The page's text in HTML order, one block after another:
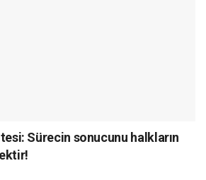
Sürecin sonucunu halkların